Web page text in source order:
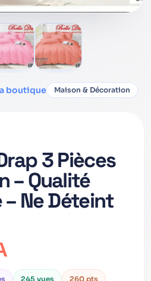
boutique Maison & Décoration
3 Pièces
– Qualité
Ne Déteint
245 vues 260 pts